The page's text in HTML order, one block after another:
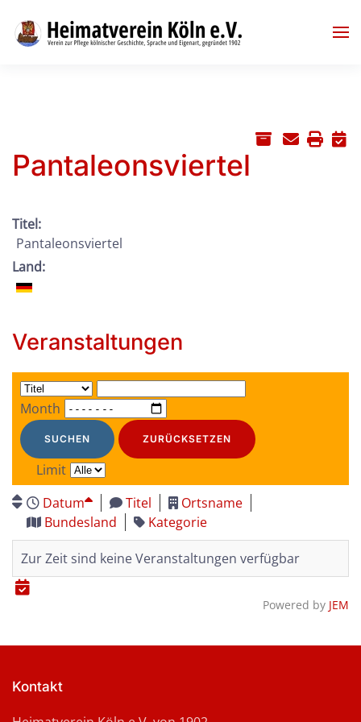
Skip to main content
Pantaleonsviertel
Titel:
Pantaleonsviertel
Land:
Veranstaltungen
Month
SUCHEN ZURÜCKSETZEN
Limit
Datum
Titel
Ortsname
Bundesland
Kategorie
Zur Zeit sind keine Veranstaltungen verfügbar
Powered by JEM
Kontakt